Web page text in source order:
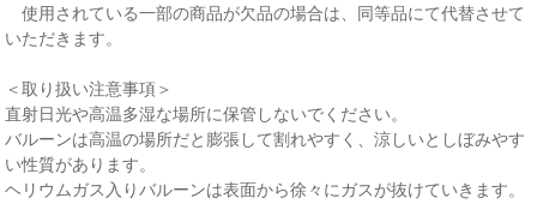
使用されている一部の商品が欠品の場合は、同等品にて代替させて
いただきます。
＜取り扱い注意事項＞
直射日光や高温多湿な場所に保管しないでください。
バルーンは高温の場所だと膨張して割れやすく、涼しいとしぼみやす
い性質があります。
ヘリウムガス入りバルーンは表面から徐々にガスが抜けていきます。